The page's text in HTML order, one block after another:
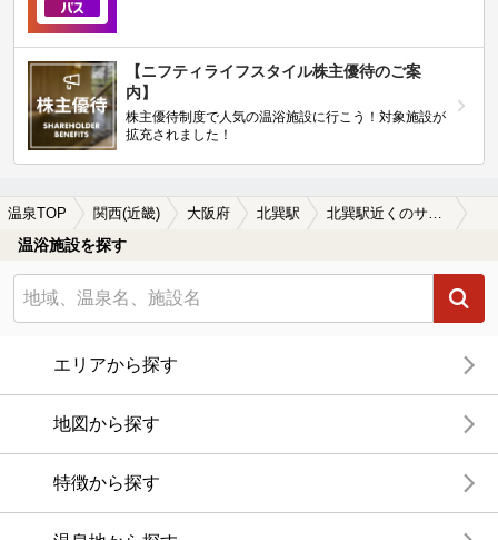
【ニフティライフスタイル株主優待のご案
内】
株主優待制度で人気の温浴施設に行こう！対象施設が
拡充されました！
温泉TOP 関西(近畿) 大阪府 北巽駅
温浴施設を探す
エリアから探す
地図から探す
特徴から探す